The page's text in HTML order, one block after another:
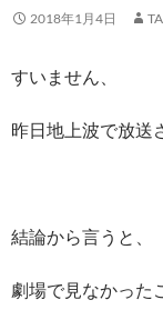
2018年1月4日
すいません、
昨日地上波で放送
結論から言うと、
劇場で見なかった